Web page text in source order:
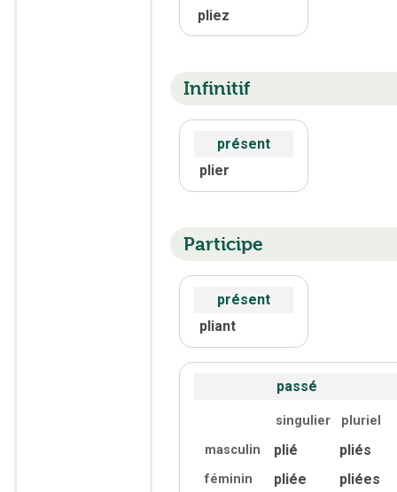
pliez
Infinitif
présent
plier
Participe
présent
pliant
passé
singulier
pluriel
masculin
plié pliés
féminin pliée pliées